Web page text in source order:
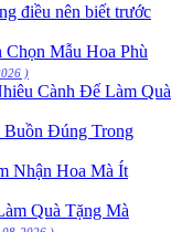
điều nên biết trước
Mẫu Hoa Phù
)
Cành Để Làm Quà
Buồn Đúng Trong
Nhận Hoa Mà Ít
Quà Tặng Mà